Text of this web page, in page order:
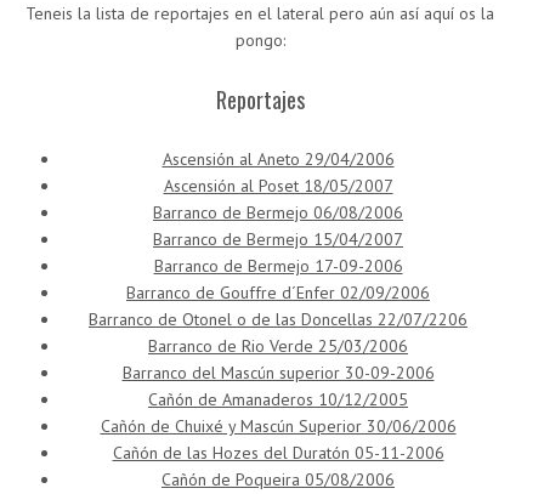
Teneis la lista de reportajes en el lateral pero aún así aquí os la
pongo:
Reportajes
Ascensión al Aneto 29/04/2006
Ascensión al Poset 18/05/2007
Barranco de Bermejo 06/08/2006
Barranco de Bermejo 15/04/2007
Barranco de Bermejo 17-09-2006
Barranco de Gouffre d´Enfer 02/09/2006
Barranco de Otonel o de las Doncellas 22/07/2206
Barranco de Rio Verde 25/03/2006
Barranco del Mascún superior 30-09-2006
Cañón de Amanaderos 10/12/2005
Cañón de Chuixé y Mascún Superior 30/06/2006
Cañón de las Hozes del Duratón 05-11-2006
Cañón de Poqueira 05/08/2006